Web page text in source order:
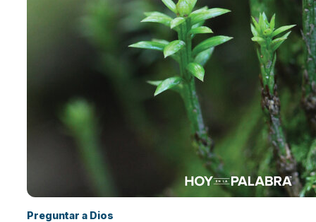
Preguntar a Dios